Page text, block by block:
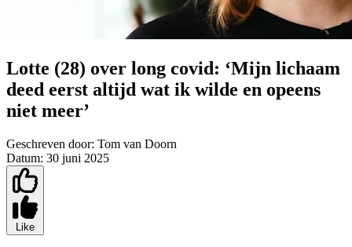
Lotte (28) over long covid: ‘Mijn lichaam
deed eerst altijd wat ik wilde en opeens
niet meer’
Geschreven door: Tom van Doorn
Datum: 30 juni 2025
Like